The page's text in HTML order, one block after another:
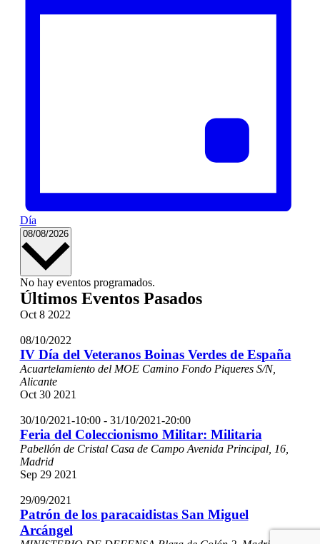
Día
08/08/2026 Seleccionar
No hay eventos programados.
Últimos Eventos Pasados
Oct 8 2022
08/10/2022
IV Día del Veteranos Boinas Verdes de España
Acuartelamiento del MOE Camino Fondo Piqueres S/N,
Alicante
Oct 30 2021
30/10/2021-10:00- 31/10/2021-20:00
Feria del Coleccionismo Militar: Militaria
Pabellón de Cristal Casa de Campo Avenida Principal, 16,
Madrid
Sep 29 2021
29/09/2021
Patrón de los paracaidistas San Miguel
Arcángel